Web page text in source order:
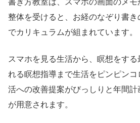
書き方教室は、スマホの画面のメ
整体を受けると、お経のなぞり書き
でカリキュラムが組まれています。
スマホを見る生活から、瞑想をす
れる瞑想指導まで生活をピンピン
活への改善提案がびっしりと年間
が用意されます。